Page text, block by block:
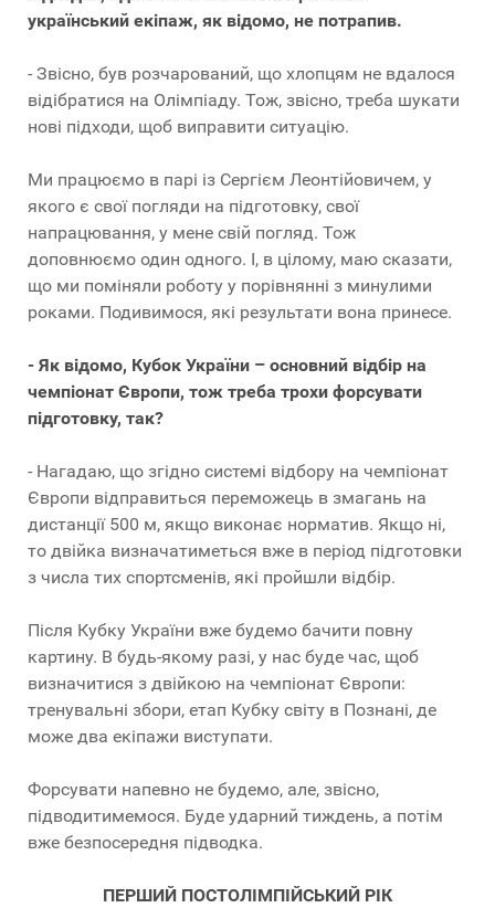
український екіпаж, як відомо, не потрапив.
- Звісно, був розчарований, що хлопцям не вдалося
відібратися на Олімпіаду. Тож, звісно, треба шукати
нові підходи, щоб виправити ситуацію.
Ми працюємо в парі із Сергієм Леонтійовичем, у
якого є свої погляди на підготовку, свої
напрацювання, у мене свій погляд. Тож
доповнюємо один одного. І, в цілому, маю сказати,
що ми поміняли роботу у порівнянні з минулими
роками. Подивимося, які результати вона принесе.
- Як відомо, Кубок України – основний відбір на
чемпіонат Європи, тож треба трохи форсувати
підготовку, так?
- Нагадаю, що згідно системі відбору на чемпіонат
Європи відправиться переможець в змагань на
дистанції 500 м, якщо виконає норматив. Якщо ні,
то двійка визначатиметься вже в період підготовки
з числа тих спортсменів, які пройшли відбір.
Після Кубку України вже будемо бачити повну
картину. В будь-якому разі, у нас буде час, щоб
визначитися з двійкою на чемпіонат Європи:
тренувальні збори, етап Кубку світу в Познані, де
може два екіпажи виступати.
Форсувати напевно не будемо, але, звісно,
підводитимемося. Буде ударний тиждень, а потім
вже безпосередня підводка.
ПЕРШИЙ ПОСТОЛІМПІЙСЬКИЙ РІК